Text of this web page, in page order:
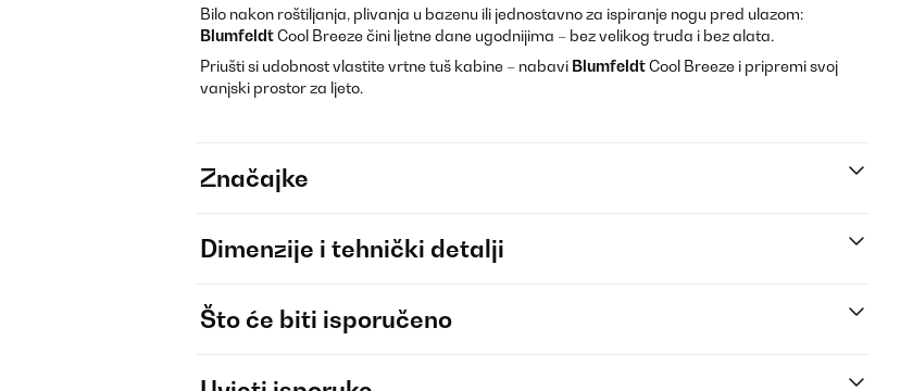
Bilo nakon roštiljanja, plivanja u bazenu ili jednostavno za ispiranje nogu pred ulazom:
BlumfeldtCool Breeze čini ljetne dane ugodnijima – bez velikog truda i bez alata.
Priušti si udobnost vlastite vrtne tuš kabine – nabavi BlumfeldtCool Breeze i pripremi svoj
vanjski prostor za ljeto.
Značajke
Dimenzije i tehnički detalji
Što će biti isporučeno